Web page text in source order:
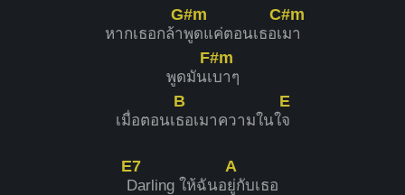
หากเธอกล้า
G#m
พูดแค่ตอนเธอเ
C#m
มา
พูดมันเ
F#m
บาๆ
เมื่อตอนเ
B
ธอเมาความในใ
E
จ
E7
Darling ให้ฉันอ
A
ยู่กับเธอ